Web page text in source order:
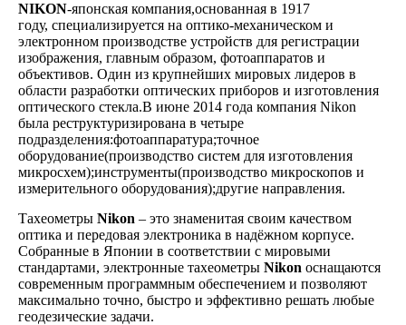
NIKON-японская компания,основанная в 1917
году, специализируется на оптико-механическом и
электронном производстве устройств для регистрации
изображения, главным образом, фотоаппаратов и
объективов. Один из крупнейших мировых лидеров в
области разработки оптических приборов и изготовления
оптического стекла.В июне 2014 года компания Nikon
была реструктуризирована в четыре
подразделения:фотоаппаратура;точное
оборудование(производство систем для изготовления
микросхем);инструменты(производство микроскопов и
измерительного оборудования);другие направления.
Тахеометры Nikon – это знаменитая своим качеством
оптика и передовая электроника в надёжном корпусе.
Собранные в Японии в соответствии с мировыми
стандартами, электронные тахеометры Nikon оснащаются
современным программным обеспечением и позволяют
максимально точно, быстро и эффективно решать любые
геодезические задачи.